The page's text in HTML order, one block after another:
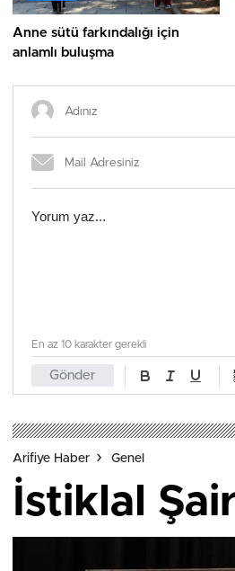
Anne sütü farkındalığı için
anlamlı buluşma
Gönder
En az 10 karakter gerekli
Arifiye Haber Genel
İstiklal